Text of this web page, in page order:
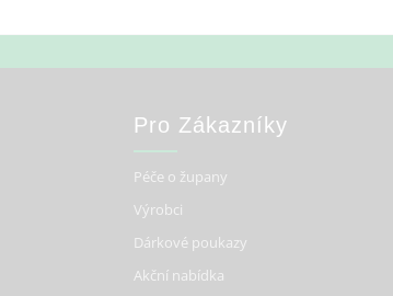
Pro Zákazníky
Péče o župany
Výrobci
Dárkové poukazy
Akční nabídka